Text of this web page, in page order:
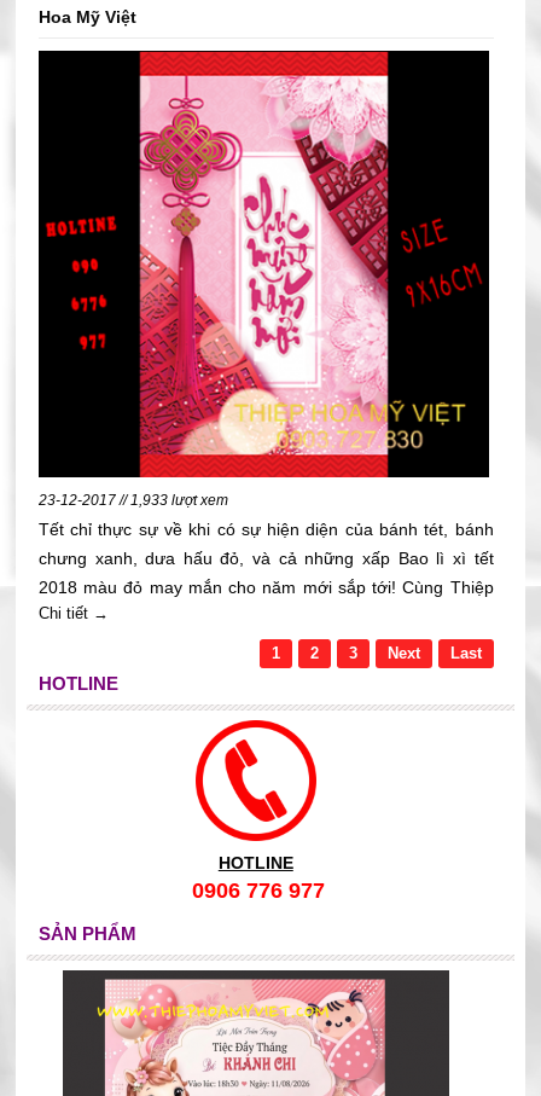
Hoa Mỹ Việt
23-12-2017 // 1,933 lượt xem
Tết chỉ thực sự về khi có sự hiện diện của bánh tét, bánh
chưng xanh, dưa hấu đỏ, và cả những xấp Bao lì xì tết
2018 màu đỏ may mắn cho năm mới sắp tới! Cùng Thiệp
Hoa Mỹ Việt đón năm mới với Bao lì xì nhiều màu sắc và
rất nhiều kiểu dáng mới lạ, độc đáo và xinh xắn bỏ tờ tiền
thẳng,
Chi tiết →
1 2 3 Next Last
HOTLINE
HOTLINE
0906 776 977
SẢN PHẨM